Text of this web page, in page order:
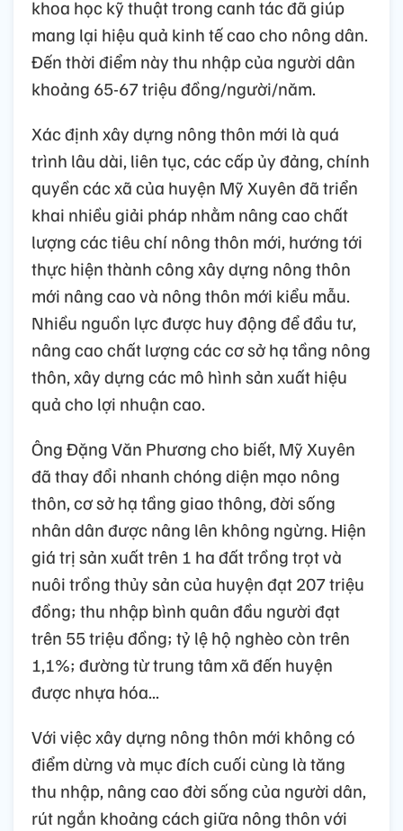
khoa học kỹ thuật trong canh tác đã giúp
mang lại hiệu quả kinh tế cao cho nông dân.
Đến thời điểm này thu nhập của người dân
khoảng 65-67 triệu đồng/người/năm.
Xác định xây dựng nông thôn mới là quá
trình lâu dài, liên tục, các cấp ủy đảng, chính
quyền các xã của huyện Mỹ Xuyên đã triển
khai nhiều giải pháp nhằm nâng cao chất
lượng các tiêu chí nông thôn mới, hướng tới
thực hiện thành công xây dựng nông thôn
mới nâng cao và nông thôn mới kiểu mẫu.
Nhiều nguồn lực được huy động để đầu tư,
nâng cao chất lượng các cơ sở hạ tầng nông
thôn, xây dựng các mô hình sản xuất hiệu
quả cho lợi nhuận cao.
Ông Đặng Văn Phương cho biết, Mỹ Xuyên
đã thay đổi nhanh chóng diện mạo nông
thôn, cơ sở hạ tầng giao thông, đời sống
nhân dân được nâng lên không ngừng. Hiện
giá trị sản xuất trên 1 ha đất trồng trọt và
nuôi trồng thủy sản của huyện đạt 207 triệu
đồng; thu nhập bình quân đầu người đạt
trên 55 triệu đồng; tỷ lệ hộ nghèo còn trên
1,1%; đường từ trung tâm xã đến huyện
được nhựa hóa...
Với việc xây dựng nông thôn mới không có
điểm dừng và mục đích cuối cùng là tăng
thu nhập, nâng cao đời sống của người dân,
rút ngắn khoảng cách giữa nông thôn với